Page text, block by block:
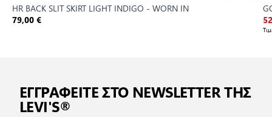
HR BACK SLIT SKIRT LIGHT INDIGO - WORN IN
79,00 €
ΕΓΓΡΑΦΕΙΤΕ ΣΤΟ NEWSLETTER ΤΗΣ
LEVI'S®